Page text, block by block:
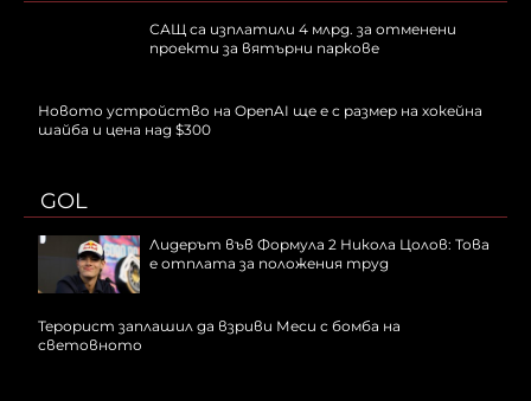
САЩ са изплатили 4 млрд. за отменени
проекти за вятърни паркове
Новото устройство на OpenAI ще е с размер на хокейна
шайба и цена над $300
GOL
Лидерът във Формула 2 Никола Цолов: Това
е отплата за положения труд
Терорист заплашил да взриви Меси с бомба на
световното